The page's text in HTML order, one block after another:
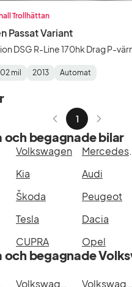
Trollhättan
Passat Variant
DSG R-Line 170hk Drag P-
:
mil 2013
Automat
1
och begagnade bilar
Volkswagen
Kia Audi
Škoda Peugeot
Tesla Dacia
CUPRA Opel
och begagnade
Volkswagen Passat Variant i Göteborg Volkswagen Passat Variant i Helsingborg